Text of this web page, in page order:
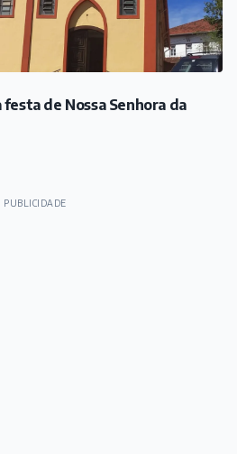
de Nossa Senhora da
PUBLICIDADE